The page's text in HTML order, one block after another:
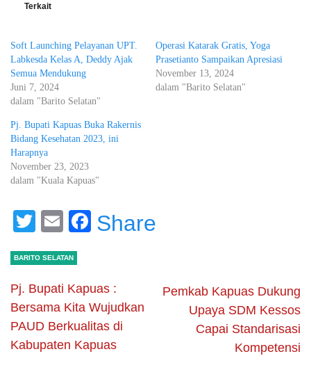
Terkait
Soft Launching Pelayanan UPT.
Labkesda Kelas A, Deddy Ajak
Semua Mendukung
Juni 7, 2024
dalam "Barito Selatan"
Operasi Katarak Gratis, Yoga
Prasetianto Sampaikan Apresiasi
November 13, 2024
dalam "Barito Selatan"
Pj. Bupati Kapuas Buka Rakernis
Bidang Kesehatan 2023, ini
Harapnya
November 23, 2023
dalam "Kuala Kapuas"
Twitter
EmailFacebook
Share
BARITO SELATAN
Pj. Bupati Kapuas :
Bersama Kita Wujudkan
PAUD Berkualitas di
Kabupaten Kapuas
Pemkab Kapuas Dukung
Upaya SDM Kessos
Capai Standarisasi
Kompetensi